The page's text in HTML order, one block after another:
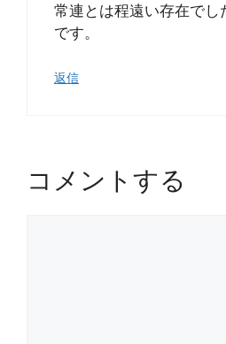
常連とは程遠い存在でし
です。
返信
コメントする